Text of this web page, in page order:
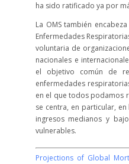
ha sido ratificado ya por
La OMS también
Enfermedades
voluntaria de
nacionales e
el objetivo común de
enfermedades
en el que todos podamos
se centra, en particular,
ingresos medianos y
vulnerables.
Projections of Global